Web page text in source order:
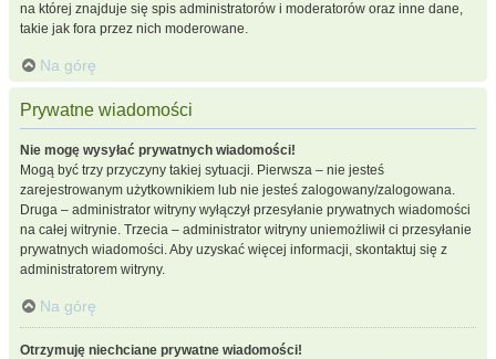
na której znajduje się spis administratorów i moderatorów oraz inne dane,
takie jak fora przez nich moderowane.
Na górę
Prywatne wiadomości
Nie mogę wysyłać prywatnych wiadomości!
Mogą być trzy przyczyny takiej sytuacji. Pierwsza – nie jesteś
zarejestrowanym użytkownikiem lub nie jesteś zalogowany/zalogowana.
Druga – administrator witryny wyłączył przesyłanie prywatnych wiadomości
na całej witrynie. Trzecia – administrator witryny uniemożliwił ci przesyłanie
prywatnych wiadomości. Aby uzyskać więcej informacji, skontaktuj się z
administratorem witryny.
Na górę
Otrzymuję niechciane prywatne wiadomości!